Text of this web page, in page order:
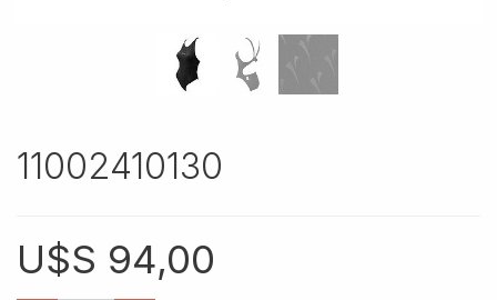
11002410130
U$S 94,00